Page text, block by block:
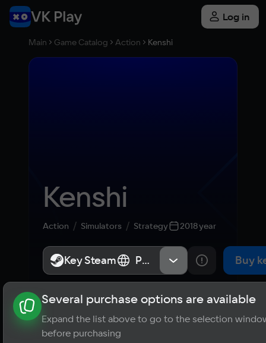
Log in
Main Game Catalog Action Kenshi
Kenshi
Action Simulators Strategy 2018 year
Key Steam Россия Buy
About the game News Publications
10 Player ratings
2 reviews
Key Steam Россия
Several purchase options are available
Expand the list above to go to the selection
before purchasing